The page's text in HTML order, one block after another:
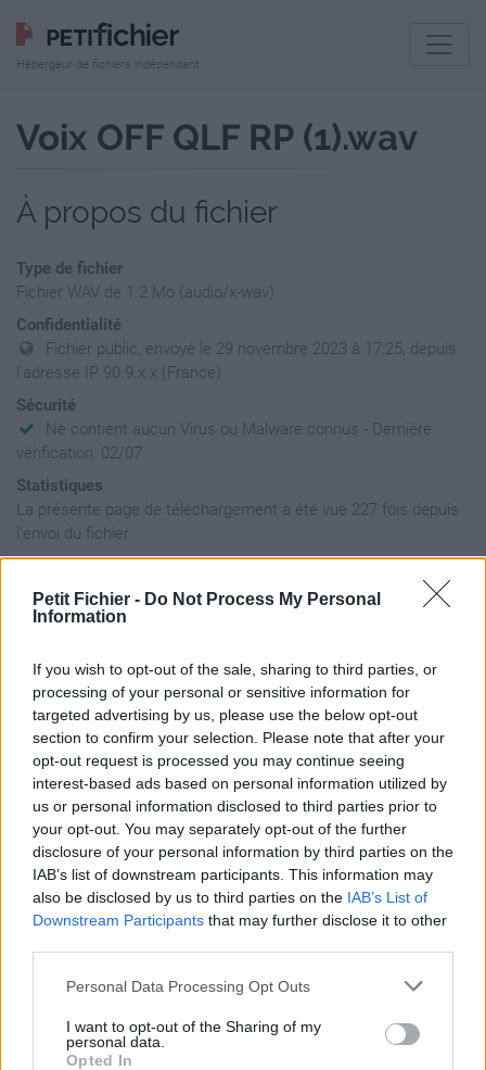
Petit Fichier - Do Not Process My Personal
Information
If you wish to opt-out of the sale, sharing to third parties, or
processing of your personal or sensitive information for
targeted advertising by us, please use the below opt-out
section to confirm your selection. Please note that after your
opt-out request is processed you may continue seeing
interest-based ads based on personal information utilized by
us or personal information disclosed to third parties prior to
your opt-out. You may separately opt-out of the further
disclosure of your personal information by third parties on the
IAB’s list of downstream participants. This information may
also be disclosed by us to third parties on the IAB’s List of
Downstream Participants that may further disclose it to other
Personal Data Processing Opt Outs
I want to opt-out of the Sharing of my
personal data.
Opted In
Hébergeur de fichiers indépendant
Voix OFF QLF RP (1).wav
À propos du fichier
Type de fichier
Fichier WAV de 1.2 Mo (audio/x-wav)
Confidentialité
Fichier public, envoyé le 29 novembre 2023 à 17:25, depuis
l'adresse IP 90.9.x.x (France)
Sécurité
Ne contient aucun Virus ou Malware connus - Dernière
vérification: 02/07
Statistiques
La présente page de téléchargement a été vue 227 fois depuis
l'envoi du fichier
Page de téléchargement
https://www.petit-fichier.fr/2023/11/29/voixoffqlfrp-1/
Copier
différer des résultats présentés par les moteurs de recherche.
Aperçu du fichier
Partager le fichier
Voix_OFF__QLF_RP (1).wav sur
le Web et les réseaux sociaux: